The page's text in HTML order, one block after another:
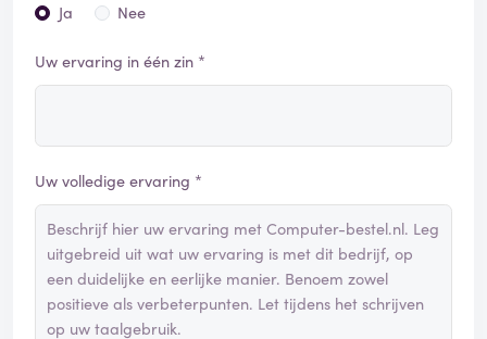
Ja
Nee
Uw ervaring in één zin *
Uw volledige ervaring *